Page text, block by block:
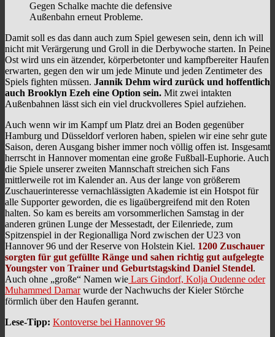
Gegen Schalke machte die defensive
Außenbahn erneut Probleme.
Damit soll es das dann auch zum Spiel gewesen sein, denn ich will
nicht mit Verärgerung und Groll in die Derbywoche starten. In Peine
Ost wird uns ein ätzender, körperbetonter und kampfbereiter Haufen
erwarten, gegen den wir um jede Minute und jeden Zentimeter des
Spiels fighten müssen. Jannik Dehm wird zurück und hoffentlich
auch Brooklyn Ezeh eine Option sein. Mit zwei intakten
Außenbahnen lässt sich ein viel druckvolleres Spiel aufziehen.
Auch wenn wir im Kampf um Platz drei an Boden gegenüber
Hamburg und Düsseldorf verloren haben, spielen wir eine sehr gute
Saison, deren Ausgang bisher immer noch völlig offen ist. Insgesamt
herrscht in Hannover momentan eine große Fußball-Euphorie. Auch
die Spiele unserer zweiten Mannschaft streichen sich Fans
mittlerweile rot im Kalender an. Aus der lange von größerem
Zuschauerinteresse vernachlässigten Akademie ist ein Hotspot für
alle Supporter geworden, die es ligaübergreifend mit den Roten
halten. So kam es bereits am vorsommerlichen Samstag in der
anderen grünen Lunge der Messestadt, der Eilenriede, zum
Spitzenspiel in der Regionalliga Nord zwischen der U23 von
Hannover 96 und der Reserve von Holstein Kiel. 1200 Zuschauer
sorgten für gut gefüllte Ränge und sahen richtig gut aufgelegte
Youngster von Trainer und Geburtstagskind Daniel Stendel.
Auch ohne „große“ Namen wie Lars Gindorf, Kolja Oudenne oder
Muhammed Damarwurde der Nachwuchs der Kieler Störche
förmlich über den Haufen gerannt.
Lese-Tipp: Kontoverse bei Hannover 96